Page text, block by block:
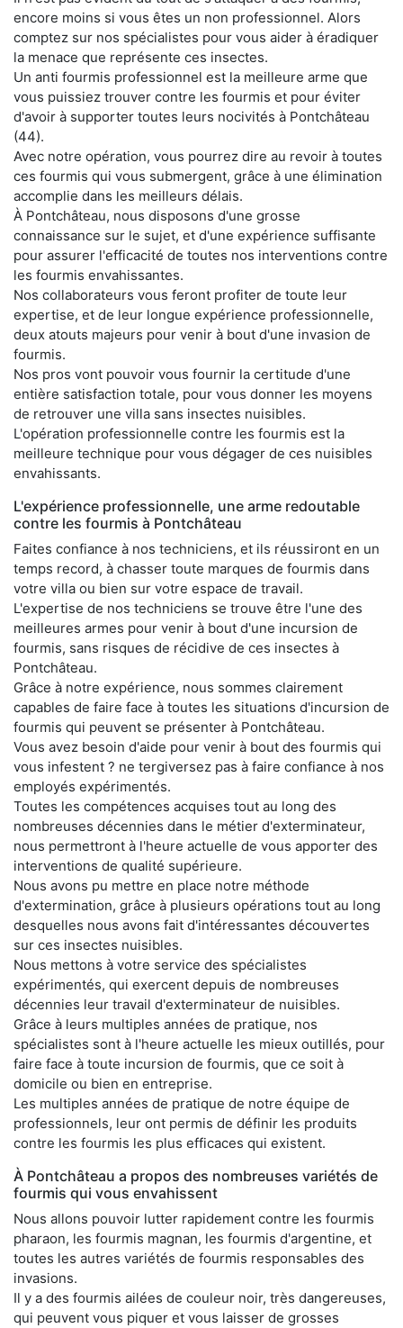
encore moins si vous êtes un non professionnel. Alors
comptez sur nos spécialistes pour vous aider à éradiquer
la menace que représente ces insectes.
Un anti fourmis professionnel est la meilleure arme que
vous puissiez trouver contre les fourmis et pour éviter
d'avoir à supporter toutes leurs nocivités à Pontchâteau
(44).
Avec notre opération, vous pourrez dire au revoir à toutes
ces fourmis qui vous submergent, grâce à une élimination
accomplie dans les meilleurs délais.
À Pontchâteau, nous disposons d'une grosse
connaissance sur le sujet, et d'une expérience suffisante
pour assurer l'efficacité de toutes nos interventions contre
les fourmis envahissantes.
Nos collaborateurs vous feront profiter de toute leur
expertise, et de leur longue expérience professionnelle,
deux atouts majeurs pour venir à bout d'une invasion de
fourmis.
Nos pros vont pouvoir vous fournir la certitude d'une
entière satisfaction totale, pour vous donner les moyens
de retrouver une villa sans insectes nuisibles.
L'opération professionnelle contre les fourmis est la
meilleure technique pour vous dégager de ces nuisibles
envahissants.
L'expérience professionnelle, une arme redoutable
contre les fourmis à Pontchâteau
Faites confiance à nos techniciens, et ils réussiront en un
temps record, à chasser toute marques de fourmis dans
votre villa ou bien sur votre espace de travail.
L'expertise de nos techniciens se trouve être l'une des
meilleures armes pour venir à bout d'une incursion de
fourmis, sans risques de récidive de ces insectes à
Pontchâteau.
Grâce à notre expérience, nous sommes clairement
capables de faire face à toutes les situations d'incursion de
fourmis qui peuvent se présenter à Pontchâteau.
Vous avez besoin d'aide pour venir à bout des fourmis qui
vous infestent ? ne tergiversez pas à faire confiance à nos
employés expérimentés.
Toutes les compétences acquises tout au long des
nombreuses décennies dans le métier d'exterminateur,
nous permettront à l'heure actuelle de vous apporter des
interventions de qualité supérieure.
Nous avons pu mettre en place notre méthode
d'extermination, grâce à plusieurs opérations tout au long
desquelles nous avons fait d'intéressantes découvertes
sur ces insectes nuisibles.
Nous mettons à votre service des spécialistes
expérimentés, qui exercent depuis de nombreuses
décennies leur travail d'exterminateur de nuisibles.
Grâce à leurs multiples années de pratique, nos
spécialistes sont à l'heure actuelle les mieux outillés, pour
faire face à toute incursion de fourmis, que ce soit à
domicile ou bien en entreprise.
Les multiples années de pratique de notre équipe de
professionnels, leur ont permis de définir les produits
contre les fourmis les plus efficaces qui existent.
À Pontchâteau a propos des nombreuses variétés de
fourmis qui vous envahissent
Nous allons pouvoir lutter rapidement contre les fourmis
pharaon, les fourmis magnan, les fourmis d'argentine, et
toutes les autres variétés de fourmis responsables des
invasions.
Il y a des fourmis ailées de couleur noir, très dangereuses,
qui peuvent vous piquer et vous laisser de grosses